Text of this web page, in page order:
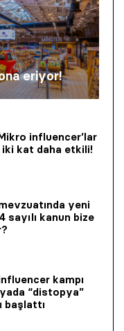
eriyor!
influencer’lar
iki kat daha etkili!
yeni
sayılı kanun bize
kampı
“distopya”
başlattı